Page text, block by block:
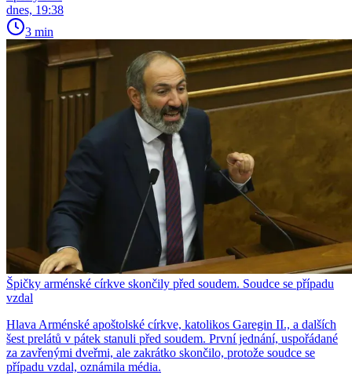
dnes, 19:38
3 min
Špičky arménské církve skončily před soudem. Soudce se případu
vzdal
Hlava Arménské apoštolské církve, katolikos Garegin II., a dalších
šest prelátů v pátek stanuli před soudem. První jednání, uspořádané
za zavřenými dveřmi, ale zakrátko skončilo, protože soudce se
případu vzdal, oznámila média.